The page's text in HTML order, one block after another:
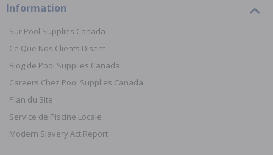
Information
Sur Pool Supplies Canada
Ce Que Nos Clients Disent
Blog de Pool Supplies Canada
Careers Chez Pool Supplies Canada
Plan du Site
Service de Piscine Locale
Modern Slavery Act Report